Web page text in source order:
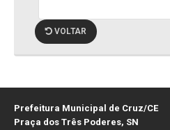
VOLTAR
Prefeitura Municipal de Cruz/CE
Praça dos Três Poderes, SN